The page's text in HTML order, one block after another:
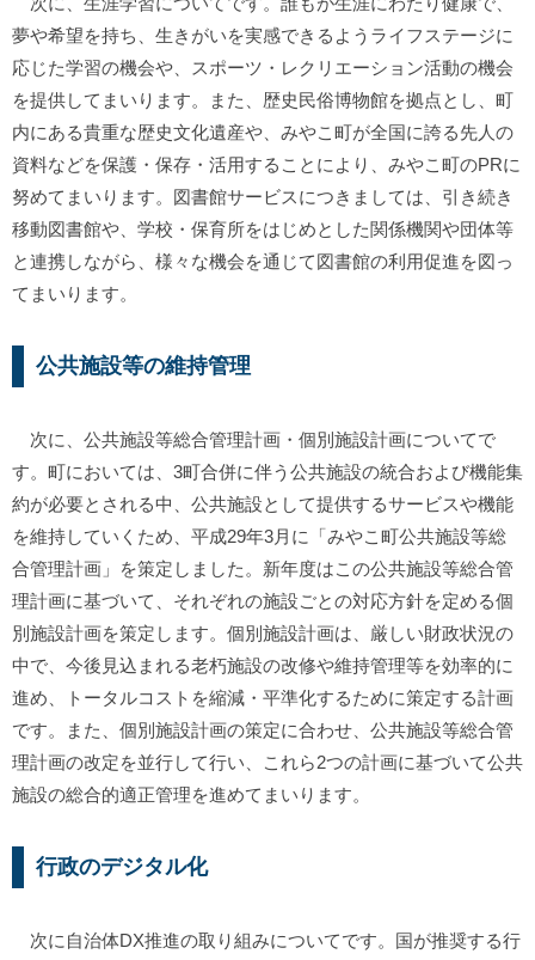
夢や希望を持ち、生きがいを実感できるようライフステージに
応じた学習の機会や、スポーツ・レクリエーション活動の機会
を提供してまいります。また、歴史民俗博物館を拠点とし、町
内にある貴重な歴史文化遺産や、みやこ町が全国に誇る先人の
資料などを保護・保存・活用することにより、みやこ町のPRに
努めてまいります。図書館サービスにつきましては、引き続き
移動図書館や、学校・保育所をはじめとした関係機関や団体等
と連携しながら、様々な機会を通じて図書館の利用促進を図っ
てまいります。
公共施設等の維持管理
次に、公共施設等総合管理計画・個別施設計画についてで
す。町においては、3町合併に伴う公共施設の統合および機能集
約が必要とされる中、公共施設として提供するサービスや機能
を維持していくため、平成29年3月に「みやこ町公共施設等総
合管理計画」を策定しました。新年度はこの公共施設等総合管
理計画に基づいて、それぞれの施設ごとの対応方針を定める個
別施設計画を策定します。個別施設計画は、厳しい財政状況の
中で、今後見込まれる老朽施設の改修や維持管理等を効率的に
進め、トータルコストを縮減・平準化するために策定する計画
です。また、個別施設計画の策定に合わせ、公共施設等総合管
理計画の改定を並行して行い、これら2つの計画に基づいて公共
施設の総合的適正管理を進めてまいります。
行政のデジタル化
次に自治体DX推進の取り組みについてです。国が推奨する行